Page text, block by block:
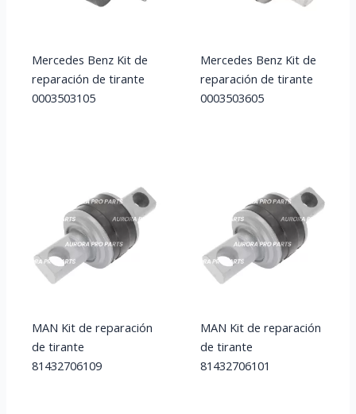
Mercedes Benz Kit de
reparación de tirante
0003503105
Mercedes Benz Kit de
reparación de tirante
0003503605
MAN Kit de reparación
de tirante
81432706109
MAN Kit de reparación
de tirante
81432706101